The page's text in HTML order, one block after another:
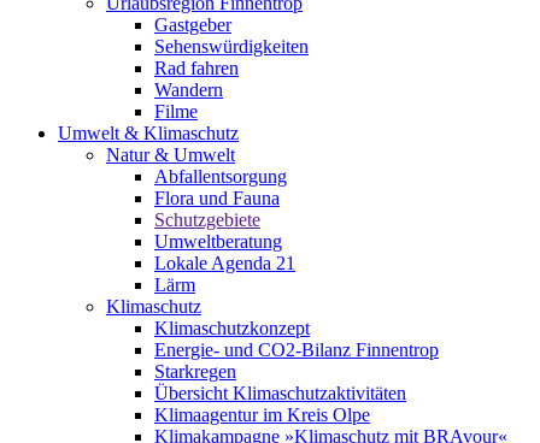
Gastgeber
Sehenswürdigkeiten
Rad fahren
Wandern
Filme
Umwelt & Klimaschutz
Natur & Umwelt
Abfallentsorgung
Flora und Fauna
Schutzgebiete
Umweltberatung
Lokale Agenda 21
Lärm
Klimaschutz
Klimaschutzkonzept
Energie- und CO2-Bilanz Finnentrop
Starkregen
Übersicht Klimaschutzaktivitäten
Klimaagentur im Kreis Olpe
Klimakampagne »Klimaschutz mit BRAvour«